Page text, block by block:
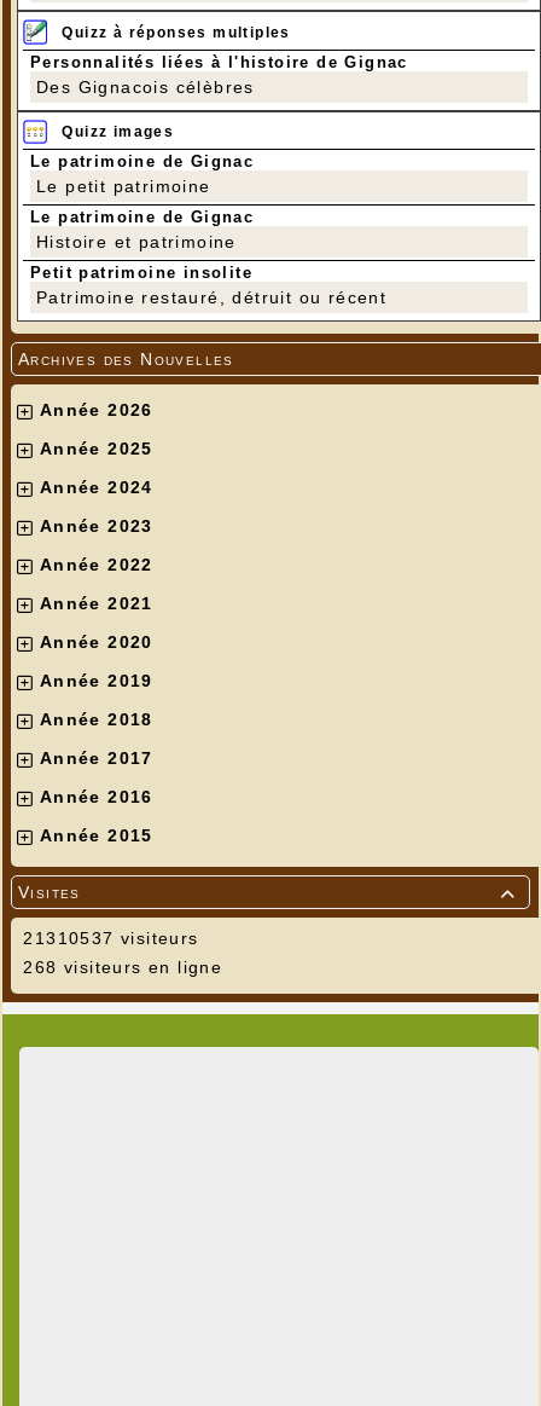
Quizz à réponses multiples
Personnalités liées à l'histoire de Gignac
Des Gignacois célèbres
Quizz images
Le patrimoine de Gignac
Le petit patrimoine
Le patrimoine de Gignac
Histoire et patrimoine
Petit patrimoine insolite
Patrimoine restauré, détruit ou récent
Archives des Nouvelles
Année 2026
Année 2025
Année 2024
Année 2023
Année 2022
Année 2021
Année 2020
Année 2019
Année 2018
Année 2017
Année 2016
Année 2015

Visites
21310537 visiteurs
268 visiteurs en ligne